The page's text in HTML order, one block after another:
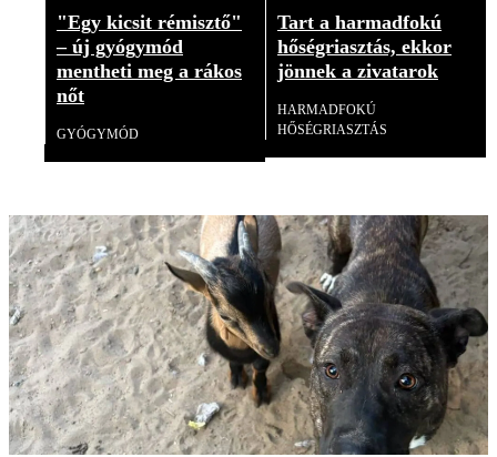
"Egy kicsit rémisztő"
– új gyógymód
mentheti meg a rákos
nőt
GYÓGYMÓD
Tart a harmadfokú
hőségriasztás, ekkor
jönnek a zivatarok
HARMADFOKÚ
HŐSÉGRIASZTÁS